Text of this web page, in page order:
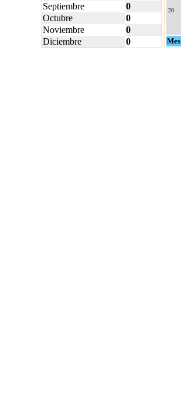
Septiembre
0
Octubre
0
Noviembre
0
Diciembre
0
20
Mes